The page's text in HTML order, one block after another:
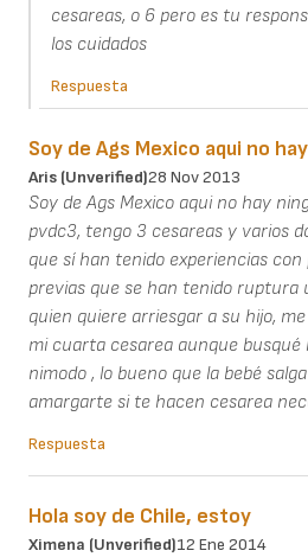
cesareas, o 6 pero es tu
los cuidados
Respuesta
Soy de Ags Mexico aqui no hay
Aris (unverified)28 Nov 2013
Soy de Ags Mexico aqui no hay
pvdc3, tengo 3 cesareas y varios
que sí han tenido experiencias
previas que se han tenido ruptura
quien quiere arriesgar a su hijo,
mi cuarta cesarea aunque
nimodo , lo bueno que la bebé
amargarte si te hacen cesarea
Respuesta
Hola soy de Chile, estoy
Ximena (unverified)12 Ene 2014